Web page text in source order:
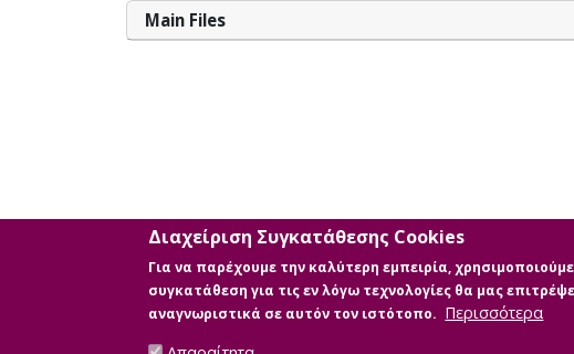
Main Files
Διαχείριση Συγκατάθεσης Cookies
Για να παρέχουμε την καλύτερη εμπειρία,
συγκατάθεση για τις εν λόγω τεχνολογίες θα μας
αναγνωριστικά σε αυτόν τον ιστότοπο. Περισσότερα